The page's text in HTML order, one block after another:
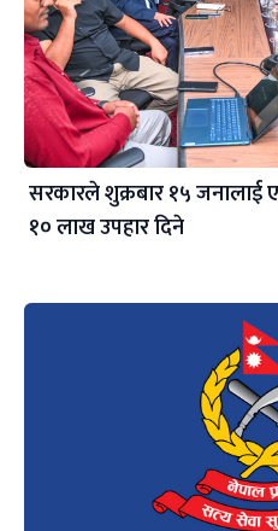
सरकारले शुक्रबार १५
१० लाख उपहार दिने